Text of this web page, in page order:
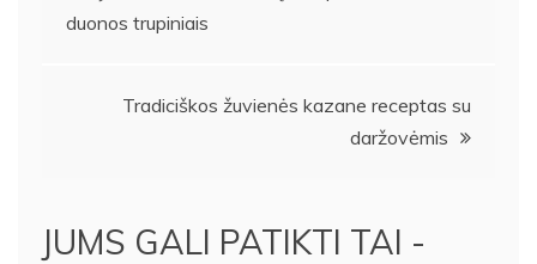
tarp
duonos trupiniais
Tradiciškos žuvienės kazane receptas su
daržovėmis
JUMS GALI PATIKTI TAI -